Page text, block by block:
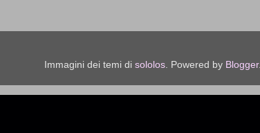
Immagini dei temi di sololos . Powered by Blogger.